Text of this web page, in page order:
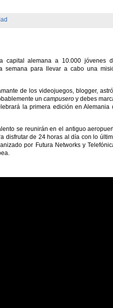
capital alemana a 10.000 jóvenes
semana para llevar a cabo una
de los videojuegos, blogger,
un campusero y debes
la primera edición en Alemania
se reunirán en el antiguo
disfrutar de 24 horas al día con lo
por Futura Networks y